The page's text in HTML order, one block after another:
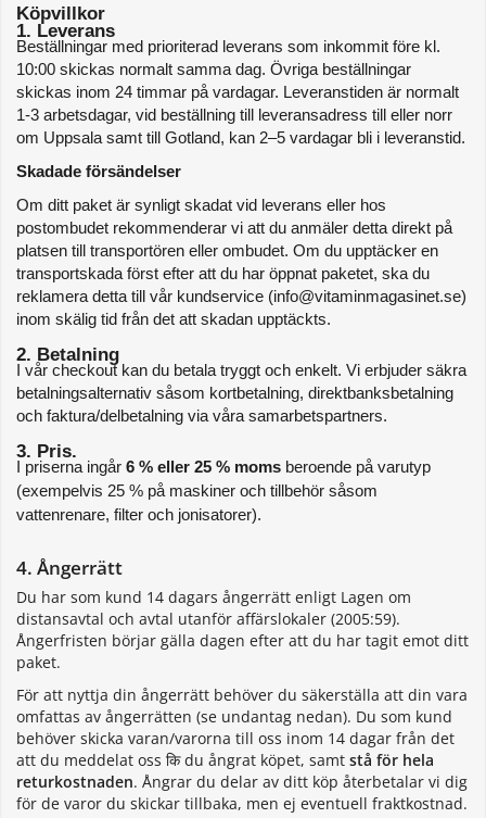
Köpvillkor
1. Leverans
Beställningar med prioriterad leverans som inkommit före kl.
10:00 skickas normalt samma dag. Övriga beställningar
skickas inom 24 timmar på vardagar. Leveranstiden är normalt
1-3 arbetsdagar, vid beställning till leveransadress till eller norr
om Uppsala samt till Gotland, kan 2–5 vardagar bli i leveranstid.
Skadade försändelser
Om ditt paket är synligt skadat vid leverans eller hos
postombudet rekommenderar vi att du anmäler detta direkt på
platsen till transportören eller ombudet. Om du upptäcker en
transportskada först efter att du har öppnat paketet, ska du
reklamera detta till vår kundservice (info@vitaminmagasinet.se)
inom skälig tid från det att skadan upptäckts.
2. Betalning
I vår checkout kan du betala tryggt och enkelt. Vi erbjuder säkra
betalningsalternativ såsom kortbetalning, direktbanksbetalning
och faktura/delbetalning via våra samarbetspartners.
3. Pris.
I priserna ingår 6 % eller 25 % moms beroende på varutyp
(exempelvis 25 % på maskiner och tillbehör såsom
vattenrenare, filter och jonisatorer).
4. Ångerrätt
Du har som kund 14 dagars ångerrätt enligt Lagen om
distansavtal och avtal utanför affärslokaler (2005:59).
Ångerfristen börjar gälla dagen efter att du har tagit emot ditt
paket.
För att nyttja din ångerrätt behöver du säkerställa att din vara
omfattas av ångerrätten (se undantag nedan). Du som kund
behöver skicka varan/varorna till oss inom 14 dagar från det
att du meddelat oss कि du ångrat köpet, samt stå för hela
returkostnaden. Ångrar du delar av ditt köp återbetalar vi dig
för de varor du skickar tillbaka, men ej eventuell fraktkostnad.